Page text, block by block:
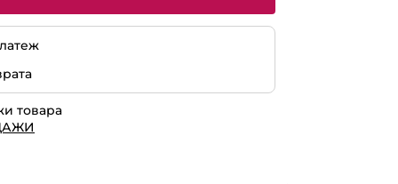
товара